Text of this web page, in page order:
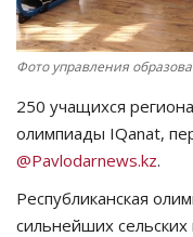
РАЗВЛЕЧЕНИЯ
OFFICIAL
Курултай
Қазақша Русский
Фото управления
250 учащихся
олимпиады IQanat,
@Pavlodarnews.kz.
Республиканская
сильнейших